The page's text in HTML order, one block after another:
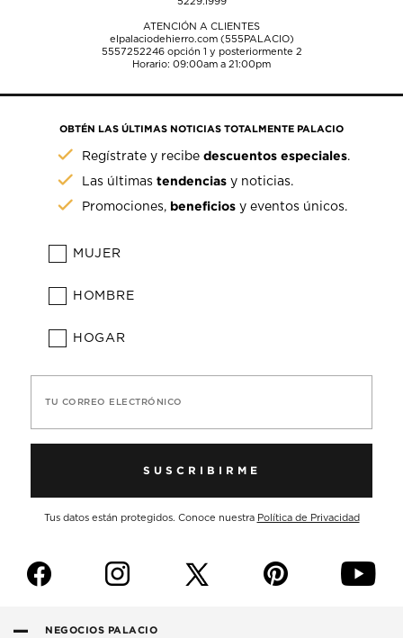
ATENCIÓN A CLIENTES
elpalaciodehierro.com (555PALACIO)
5557252246opción 1 y posteriormente 2
Horario: 09:00am a 21:00pm
OBTÉN LAS ÚLTIMAS NOTICIAS TOTALMENTE PALACIO
Regístrate y recibedescuentos especiales.
Las últimastendencias y noticias.
Promociones, beneficios y eventos únicos.
MUJER
HOMBRE
HOGAR
TU CORREO ELECTRÓNICO
SUSCRIBIRME
Tus datos están protegidos. Conoce nuestra Política de Privacidad
f i p y
NEGOCIOS PALACIO